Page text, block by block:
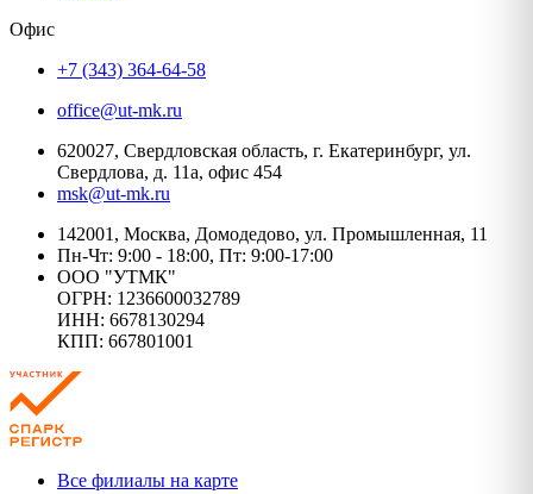
Офис
+7 (343) 364-64-58
office@ut-mk.ru
620027, Свердловская область, г. Екатеринбург, ул.
Свердлова, д. 11а, офис 454
msk@ut-mk.ru
142001, Москва, Домодедово, ул. Промышленная, 11
Пн-Чт: 9:00 - 18:00, Пт: 9:00-17:00
ООО "УТМК"
ОГРН: 1236600032789
ИНН: 6678130294
КПП: 667801001
Все филиалы на карте